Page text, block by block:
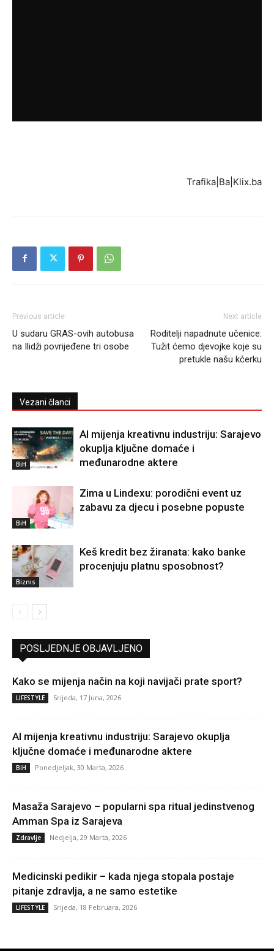
Trafika|Ba|Klix.ba
Previous article
U sudaru GRAS-ovih autobusa
na Ilidži povrijeđene tri osobe
Next article
Roditelji napadnute učenice:
Tužit ćemo djevojke koje su
pretukle našu kćerku
Vezani članci
BiH
AI mijenja kreativnu industriju: Sarajevo
okuplja ključne domaće i
međunarodne aktere
BiH
Zima u Lindexu: porodični event uz
zabavu za djecu i posebne popuste
Biznis
Keš kredit bez žiranata: kako banke
procenjuju platnu sposobnost?
POSLJEDNJE OBJAVLJENO
Kako se mijenja način na koji navijači prate sport?
LIFESTYLE Srijeda, 17 Juna, 2026
AI mijenja kreativnu industriju: Sarajevo okuplja
ključne domaće i međunarodne aktere
BiH Ponedjeljak, 30 Marta, 2026
Masaža Sarajevo – popularni spa ritual jedinstvenog
Amman Spa iz Sarajeva
Zdravlje Nedjelja, 29 Marta, 2026
Medicinski pedikir – kada njega stopala postaje
pitanje zdravlja, a ne samo estetike
LIFESTYLE Srijeda, 18 Februara, 2026